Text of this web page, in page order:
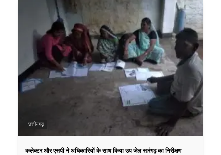
छत्तीसगढ़
कलेक्टर और एसपी ने अधिकारियों के साथ किया उप जेल सारंगढ़ का निरीक्षण